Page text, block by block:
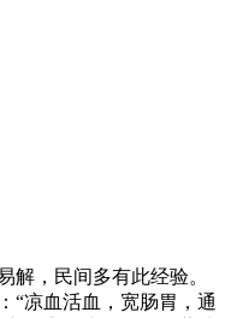
解，民间多有此经验。
“凉血活血，宽肠胃，通